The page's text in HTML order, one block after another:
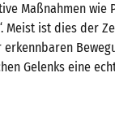
Maßnahmen wie
Meist ist dies der
Gelenks eine